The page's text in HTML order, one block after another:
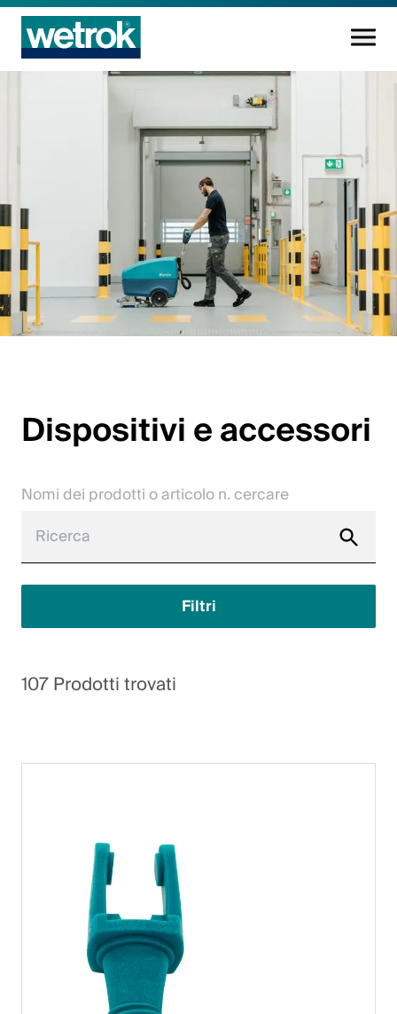
Centro di competenza
Servizio
Conoscenza
Innovazioni
Lavori
Centro di download
Svizzera
Français
Deutsch
Dispositivi e accessori
Nomi dei prodotti o articolo n. cercare
Filtri
107 Prodotti trovati